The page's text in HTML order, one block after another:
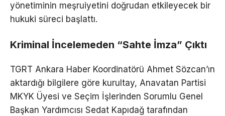
yönetiminin meşruiyetini doğrudan etkileyecek bir
hukuki süreci başlattı.
Kriminal İncelemeden “Sahte İmza” Çıktı
TGRT Ankara Haber Koordinatörü Ahmet Sözcan’ın
aktardığı bilgilere göre kurultay, Anavatan Partisi
MKYK Üyesi ve Seçim İşlerinden Sorumlu Genel
Başkan Yardımcısı Sedat Kapıdağ tarafından